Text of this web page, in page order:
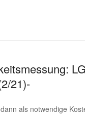
LG
21)-
als notwendige